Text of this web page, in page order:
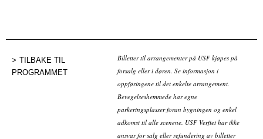
TILBAKE TIL
PROGRAMMET
Billetter til arrangementer på USF kjøpes på
forsalg eller i døren. Se informasjon i
oppføringene til det enkelte arrangement.
Bevegelseshemmede har egne
parkeringsplasser foran bygningen og enkel
adkomst til alle scenene. USF Verftet har ikke
ansvar for salg eller refundering av billetter